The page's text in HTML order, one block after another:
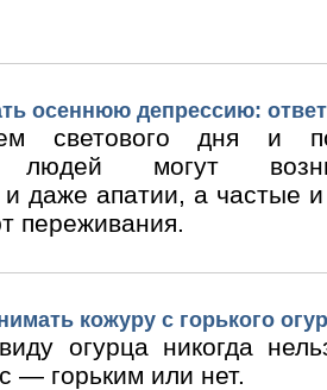
осеннюю депрессию:
светового дня и
людей могут
и даже апатии, а частые
переживания.
кожуру с горького
огурца никогда
— горьким или нет.